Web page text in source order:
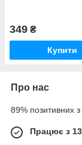
349 ₴
Купити
Про нас
89% позитивних з
Працює з